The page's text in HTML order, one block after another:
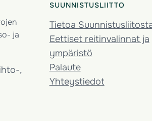
ja
,
SUUNNISTUSLIITTO
Tietoa
Eettiset reitinvalinnat ja
ympäristö
Palaute
Yhteystiedot